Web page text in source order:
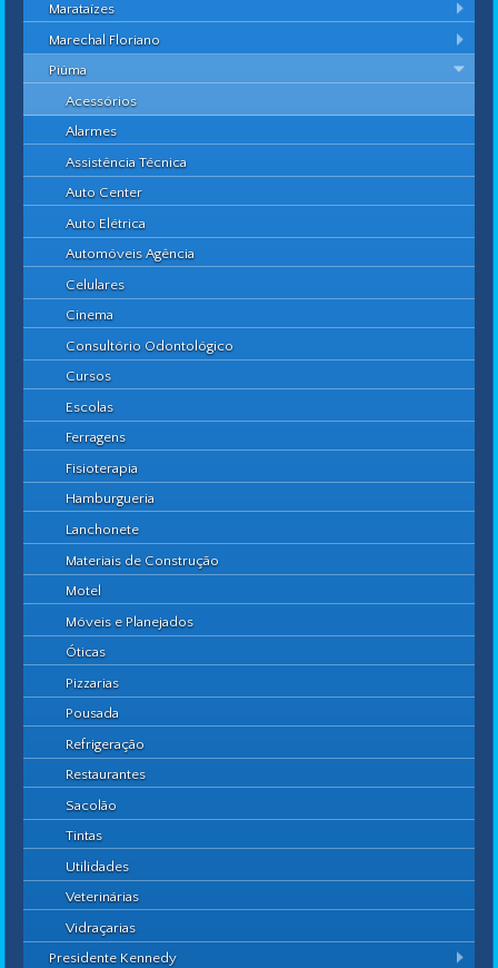
Marataízes
Marechal Floriano
Piúma
Acessórios
Alarmes
Assistência Técnica
Auto Center
Auto Elétrica
Automóveis Agência
Celulares
Cinema
Consultório Odontológico
Cursos
Escolas
Ferragens
Fisioterapia
Hamburgueria
Lanchonete
Materiais de Construção
Motel
Móveis e Planejados
Óticas
Pizzarias
Pousada
Refrigeração
Restaurantes
Sacolão
Tintas
Utilidades
Veterinárias
Vidraçarias
Presidente Kennedy